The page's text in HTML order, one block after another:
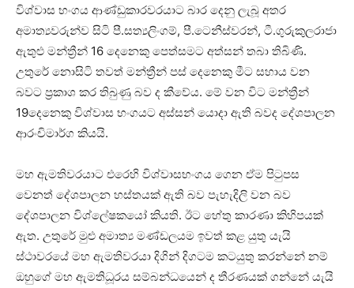
විශ්වාස භංගය ආණ්ඩුකාරවරයාට බාර දෙනු ලැබූ අතර
අමාත්‍යවරුන්ව සිටි පී.සත්‍යලිංගම්, පී.ටෙනීස්වරන්, ටී.ගුරුකුලරාජා
ඇතුළු මන්ත්‍රීන් 16 දෙනෙකු පෙත්සමට අත්සන් තබා තිබිණි.
උතුරේ නොසිටි තවත් මන්ත්‍රීන් පස් දෙනෙකු මීට සහාය වන
බවට ප්‍රකාශ කර තිබුණු බව ද කීවේය. මේ වන විට මන්ත්‍රීන්
19දෙනෙකු විශ්වාස භංගයට අස්සන් යොදා ඇති බවද දේශපාලන
ආරංචිමාර්ග කියයි.
මහ ඇමතිවරයාට එරෙහි විශ්වාසභංගය ගෙන ඒම පිටුපස
වෙනත් දේශපාලන හස්තයක් ඇති බව පැහැදිලි වන බව
දේශපාලන විශ්ලේෂකයෝ කියති. ඊට හේතු කාරණා කිහිපයක්
ඇත. උතුරේ මුළු අමාත්‍ය මණ්ඩලයම ඉවත් කළ යුතු යැයි
ස්ථාවරයේ මහ ඇමතිවරයා දිගින් දිගටම කටයුතු කරන්නේ නම්
ඔහුගේ මහ ඇමතිධූරය සම්බන්ධයෙන් ද තීරණයක් ගන්නේ යැයි